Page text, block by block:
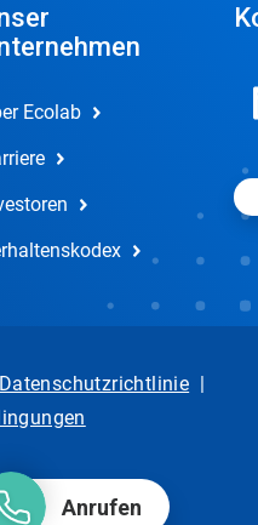
Ecolab
Anrufen
Datenschutzrichtlinie |